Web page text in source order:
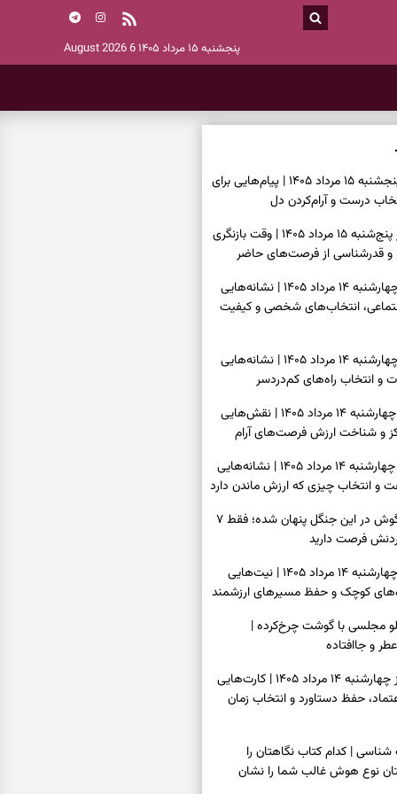
پنجشنبه ۱۵ مرداد ۱۴۰۵ 6 August 2026
فال انبیا امروز پنجشنبه ۱۵ مرداد ۱۴۰۵ | پیام‌هایی برای
درست و آرام‌کردن دل
فال حافظ امروز پنج‌شنبه ۱۵ مرداد ۱۴۰۵ | وقت بازنگری
و قدرشناسی از فرصت‌های حاضر
فال اسم امروز چهارشنبه ۱۴ مرداد ۱۴۰۵ | نشانه‌هایی
انتخاب‌های شخصی و کیفیت
فال چای امروز چهارشنبه ۱۴ مرداد ۱۴۰۵ | نشانه‌هایی
و انتخاب راه‌های کم‌دردسر
فال قهوه امروز چهارشنبه ۱۴ مرداد ۱۴۰۵ | نقش‌هایی
و شناخت ارزش فرصت‌های آرام
فال شمع امروز چهارشنبه ۱۴ مرداد ۱۴۰۵ | نشانه‌هایی
و انتخاب چیزی که ارزش ماندن دارد
بازی فکری | خرگوش در این جنگل پنهان شده؛ فقط ۷
فرصت دارید
فال ابجد امروز چهارشنبه ۱۴ مرداد ۱۴۰۵ | نیت‌هایی
کوچک و حفظ مسیرهای ارزشمند
پلو مجلسی با گوشت چرخ‌کرده |
و جاافتاده
فال تاروت امروز چهارشنبه ۱۴ مرداد ۱۴۰۵ | کارت‌هایی
حفظ دستاورد و انتخاب زمان
| کدام کتاب نگاهتان را
نوع هوش غالب شما را نشان